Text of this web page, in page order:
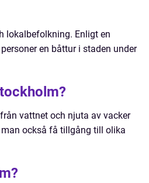
lokalbefolkning. Enligt en
en båttur i staden under
vattnet och njuta av vacker
också få tillgång till olika